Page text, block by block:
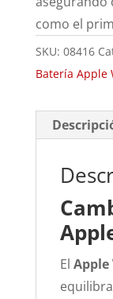
como el
SKU: 08416
Batería Apple
El Apple